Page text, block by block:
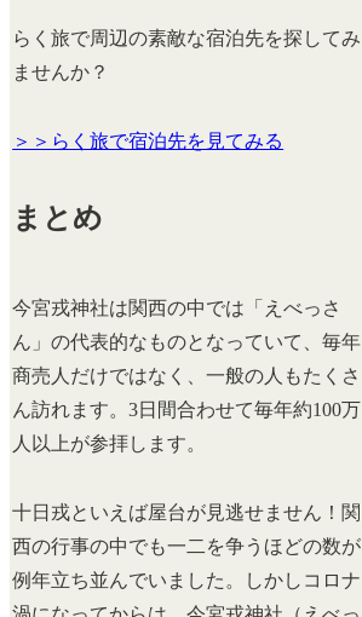
らく旅で周辺の素敵な宿泊先を探してみ
ませんか？
＞＞らく旅で宿泊先を見てみる
まとめ
今宮戎神社は関西の中では「えべっさ
ん」の代表的なものとなっていて、毎年
商売人だけではなく、一般の人もたくさ
ん訪れます。3日間合わせて毎年約100万
人以上が参拝します。
十日戎といえば屋台が見逃せません！関
西の行事の中でも一二を争うほどの数が
例年立ち並んでいました。しかしコロナ